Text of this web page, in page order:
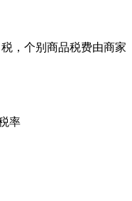
，个别商品税费由商家
率